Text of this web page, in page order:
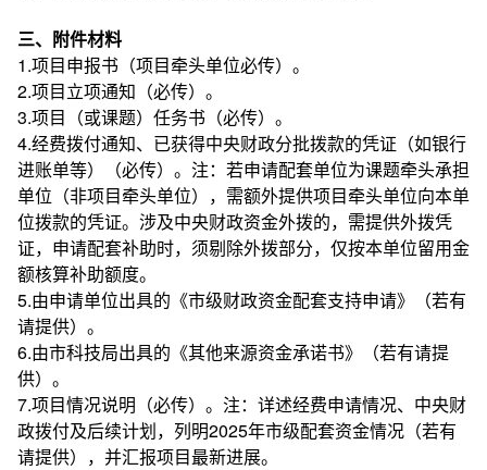
三、附件材料
1.项目申报书（项目牵头单位必传）。
2.项目立项通知（必传）。
3.项目（或课题）任务书（必传）。
4.经费拨付通知、已获得中央财政分批拨款的凭证（如银行
进账单等）（必传）。注：若申请配套单位为课题牵头承担
单位（非项目牵头单位），需额外提供项目牵头单位向本单
位拨款的凭证。涉及中央财政资金外拨的，需提供外拨凭
证，申请配套补助时，须剔除外拨部分，仅按本单位留用金
额核算补助额度。
5.由申请单位出具的《市级财政资金配套支持申请》（若有
请提供）。
6.由市科技局出具的《其他来源资金承诺书》（若有请提
供）。
7.项目情况说明（必传）。注：详述经费申请情况、中央财
政拨付及后续计划，列明2025年市级配套资金情况（若有
请提供），并汇报项目最新进展。